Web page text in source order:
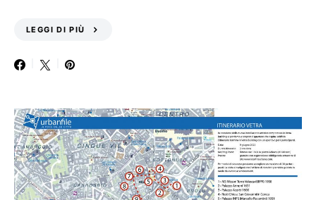
LEGGI DI PIÙ